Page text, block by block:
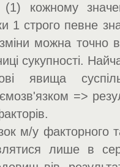
кожному
1 строго певне
зміни можна
сукупності.
явища
=>
м/у факторного
лише в